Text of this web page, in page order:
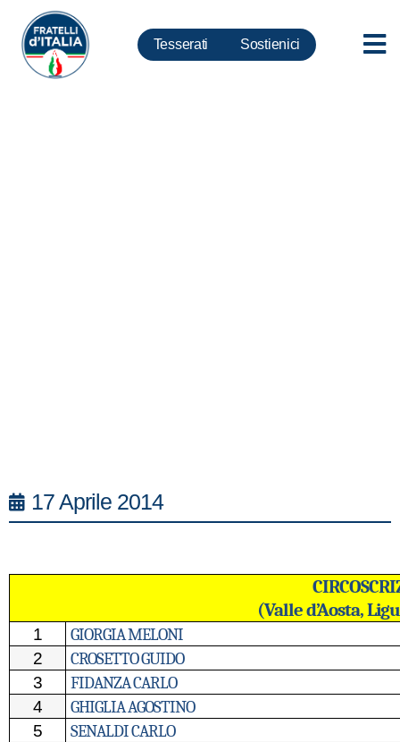
Tesserati Sostienici
17 Aprile 2014
(Valle d’Aosta,
1 GIORGIA MELONI
2 CROSETTO GUIDO
3 FIDANZA CARLO
4 GHIGLIA AGOSTINO
5 SENALDI CARLO